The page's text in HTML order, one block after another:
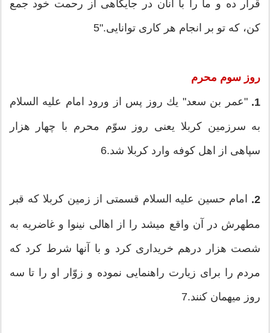
قرار ده و ما را با آنان در جایگاهی از رحمت خود جمع
كن، كه تو بر انجام هر كاری توانایی."5
روز سوم محرم
1. "عمر بن سعد" یك روز پس از ورود امام علیه ‏السلام
به سرزمین كربلا یعنی روز سوّم محرم با چهار هزار
سپاهی از اهل كوفه وارد كربلا شد.6
2. امام حسین علیه‏ السلام قسمتی از زمین كربلا كه قبر
مطهرش در آن واقع مي‏شد را از اهالی نینوا و غاضریه به
شصت هزار درهم خریداری كرد و با آنها شرط كرد كه
مردم را برای زیارت راهنمایی نموده و زوّار او را تا سه
روز میهمان كنند.7